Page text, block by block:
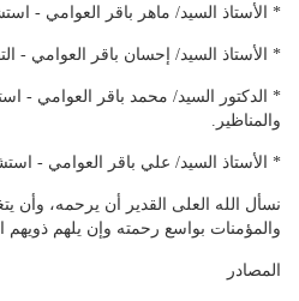
* الأستاذ السيد/ ماهر باقر العوامي -
* الأستاذ السيد/ إحسان باقر العوامي -
* الدكتور السيد/ محمد باقر العوامي -
والمناظير.
* الأستاذ السيد/ علي باقر العوامي -
نسأل الله العلى القدير أن يرحمه، وأن
والمؤمنات بواسع رحمته وإن يلهم ذويهم
المصادر